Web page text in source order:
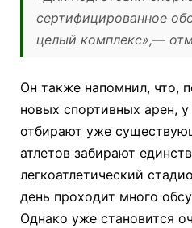
сертифицированное
целый комплекс»,—
Он также напомнил, что,
новых спортивных арен,
отбирают уже
атлетов забирают
легкоатлетический
день проходит много
Однако уже становится